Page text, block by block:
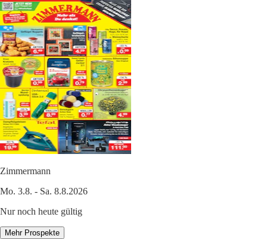
Zimmermann
Mo. 3.8. - Sa. 8.8.2026
Nur noch heute gültig
Mehr Prospekte